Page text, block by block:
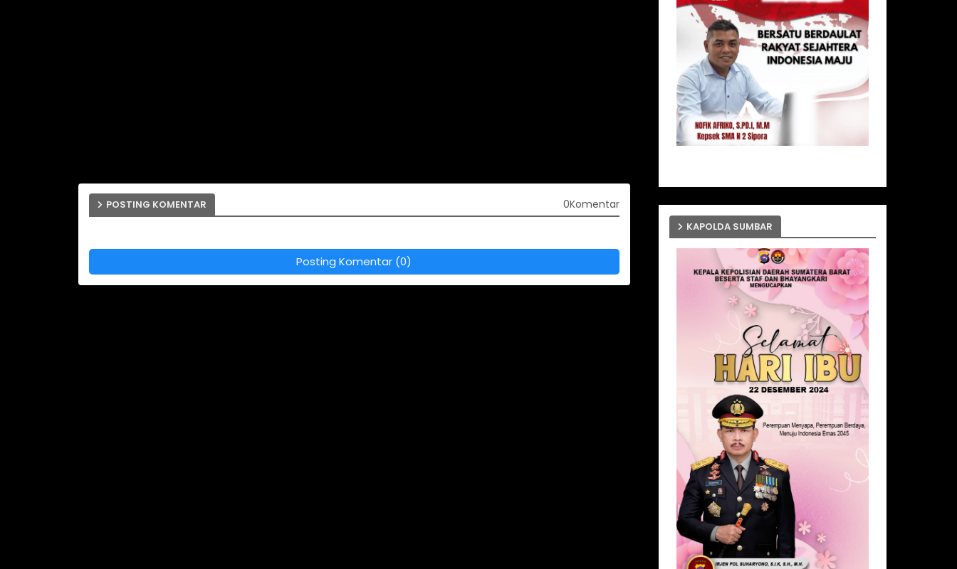
POSTING KOMENTAR 0Komentar
Posting Komentar (0)
KAPOLDA SUMBAR